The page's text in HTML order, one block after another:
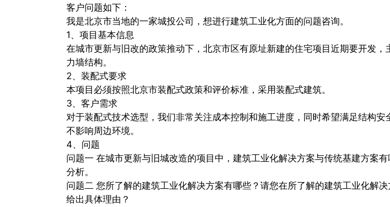
客户问题如下：
我是北京市当地的一家城投公司，想进行建筑工业化方面的问题咨询。
1、项目基本信息
在城市更新与旧改的政策推动下，北京市区有原址新建的住宅项目近期要开发，
力墙结构。
2、装配式要求
本项目必须按照北京市装配式政策和评价标准，采用装配式建筑。
3、客户需求
对于装配式技术选型，我们非常关注成本控制和施工进度，同时希望满足结构安
不影响周边环境。
4、问题
问题一 在城市更新与旧城改造的项目中，建筑工业化解决方案与传统基建方案
分析。
问题二 您所了解的建筑工业化解决方案有哪些？请您在所了解的建筑工业化解
给出具体理由？